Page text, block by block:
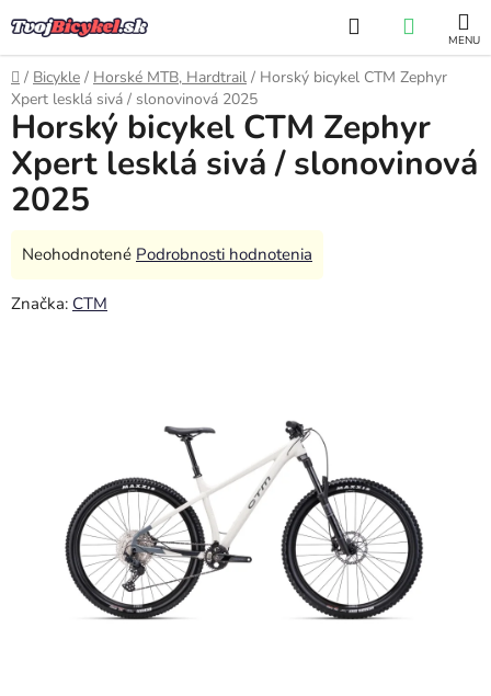
na
obsah
Hľadať
KOŠÍK
Domov
/ Bicykle / Horské MTB, Hardtrail / Horský bicykel CTM Zephyr
Xpert lesklá sivá / slonovinová 2025
Horský bicykel CTM Zephyr
Xpert lesklá sivá / slonovinová
2025
Priemerné
produktu
Neohodnotené Podrobnosti hodnotenia
Značka: CTM